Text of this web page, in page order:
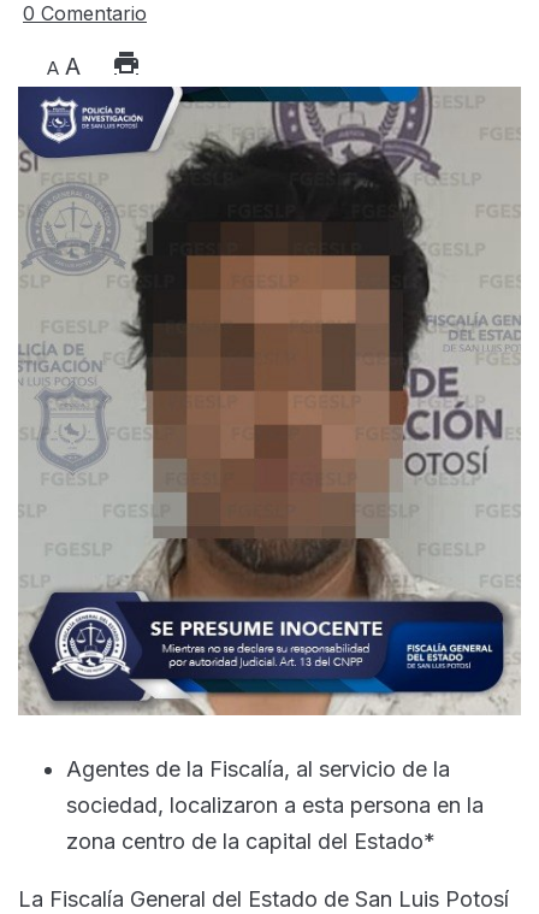
0 Comentario
A A
Agentes de la Fiscalía, al servicio de la
sociedad, localizaron a esta persona en la
zona centro de la capital del Estado*
La Fiscalía General del Estado de San Luis Potosí